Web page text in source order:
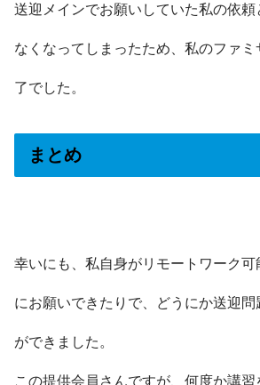
送迎メインでお願いしていた私の依頼
なくなってしまったため、私のファ
了でした。
まとめ
幸いにも、私自身がリモートワーク
にお願いできたりで、どうにか送迎問
ができました。
この提供会員さんですが、何度か講習